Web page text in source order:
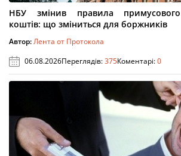
НБУ змінив правила
коштів: що зміниться для боржників
Автор:Лента от Протокола
06.08.2026Переглядів:375Коментарі:0